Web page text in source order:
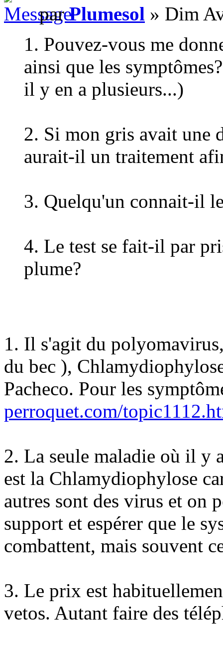
parPlumesol » Dim
1. Pouvez-vous me
ainsi que les
il y en a plusieurs...)
2. Si mon gris avait une
aurait-il un traitement
3. Quelqu'un connait-il
4. Le test se fait-il par
plume?
1. Il s'agit du
du bec ),
Pacheco. Pour les
perroquet.com/
2. La seule maladie où il y
est la Chlamydiophylose
autres sont des virus et on
support et espérer que le
combattent, mais souvent
3. Le prix est
vetos. Autant faire des